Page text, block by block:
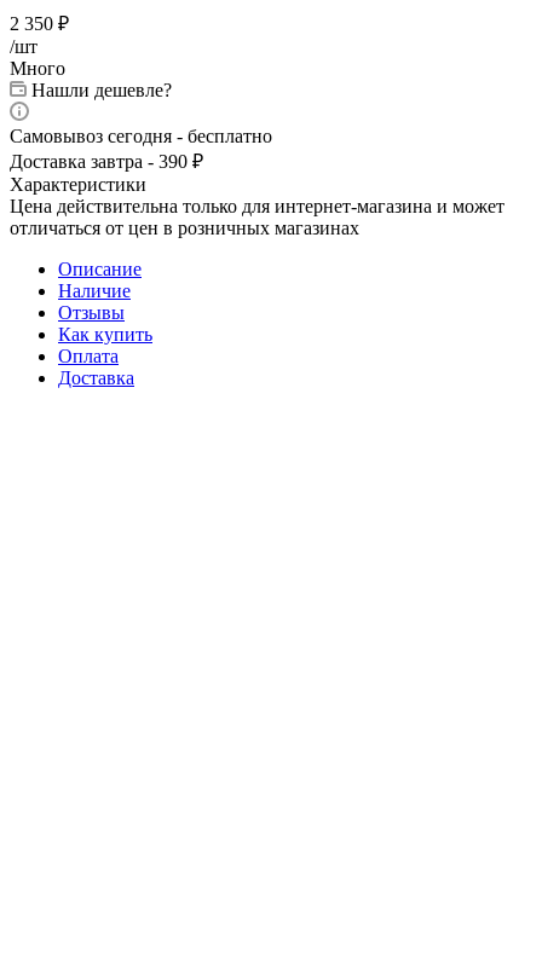
2 350 ₽
/шт
Много
Нашли дешевле?
Самовывоз сегодня - бесплатно
Доставка завтра - 390 ₽
Характеристики
Цена действительна только для интернет-магазина и может
отличаться от цен в розничных магазинах
Описание
Наличие
Отзывы
Как купить
Оплата
Доставка